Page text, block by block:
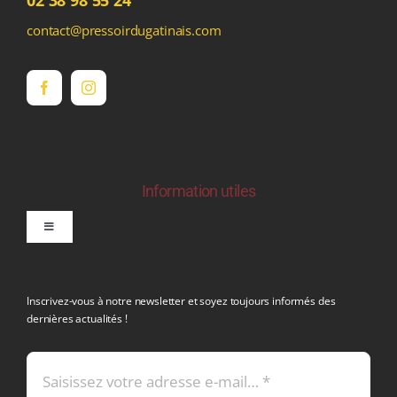
contact@pressoirdugatinais.com
Information utiles
Toggle
Mentions légales
Inscrivez-vous à notre newsletter et soyez toujours informés des
dernières actualités !